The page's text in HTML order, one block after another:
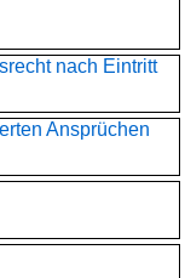
nach Eintritt
Ansprüchen